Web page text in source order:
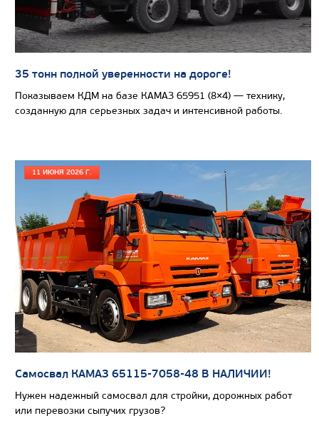
Узнать цену
САМОСВАЛ КАМАЗ-65802
Производитель
35 тонн полной уверенности на дороге!
Показываем КДМ на базе КАМАЗ 65951 (8×4) — технику,
созданную для серьезных задач и интенсивной работы.
11 ИЮНЯ 2026 Г.
Самосвал КАМАЗ 65115-7058-48 В НАЛИЧИИ!
Нужен надежный самосвал для стройки, дорожных работ
или перевозки сыпучих грузов?